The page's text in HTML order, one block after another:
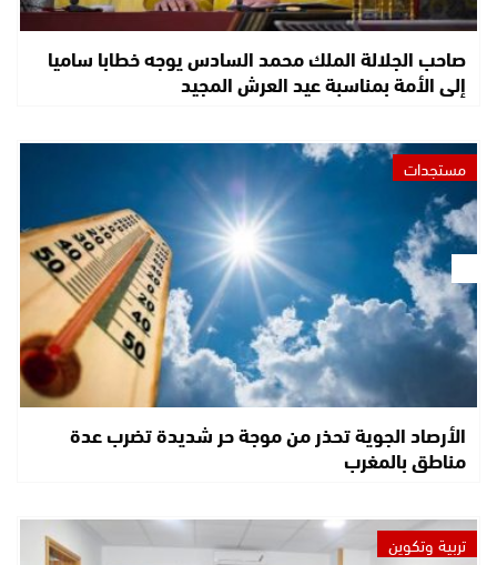
صاحب الجلالة الملك محمد السادس يوجه خطابا ساميا
إلى الأمة بمناسبة عيد العرش المجيد
مستجدات
الأرصاد الجوية تحذر من موجة حر شديدة تضرب عدة
مناطق بالمغرب
تربية وتكوين